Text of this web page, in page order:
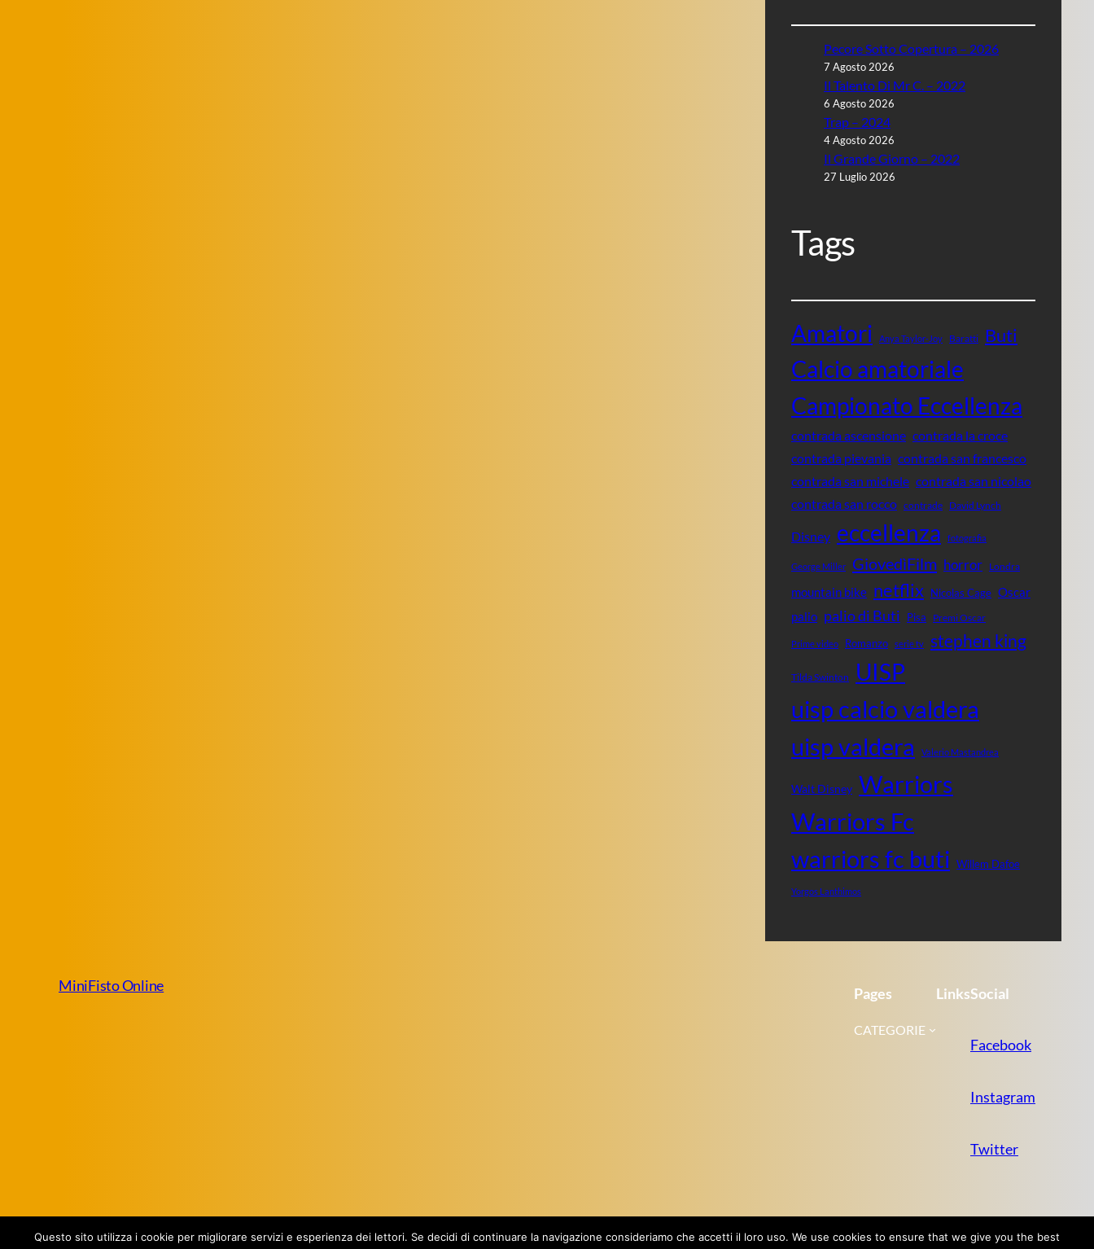
Pecore Sotto Copertura – 2026
7 Agosto 2026
Il Talento Di Mr C. – 2022
6 Agosto 2026
Trap – 2024
4 Agosto 2026
Il Grande Giorno – 2022
27 Luglio 2026
Tags
Amatori Anya Taylor-Joy Baratti Buti
Calcio amatoriale
Campionato Eccellenza
contrada ascensione contrada la croce
contrada pievania contrada san francesco
contrada san michele contrada san nicolao
contrada san rocco contrade David Lynch
Disney eccellenza fotografia
George Miller GiovedìFilm horror Londra
mountain bike netflix Nicolas Cage Oscar
palio palio di Buti Pisa Premi Oscar
Prime video Romanzo serie tv stephen king
Tilda Swinton UISP
uisp calcio valdera
uisp valdera
Valerio Mastandrea
Walt Disney Warriors
Warriors Fc
warriors fc buti Willem Dafoe
Yorgos Lanthimos
MiniFisto Online Pages
CATEGORIE
LinksSocial
Facebook
Instagram
Twitter
Questo sito utilizza i cookie per migliorare servizi e esperienza dei lettori. Se decidi di continuare la navigazione consideriamo che accetti il loro uso. We use cookies to ensure that we give you the best